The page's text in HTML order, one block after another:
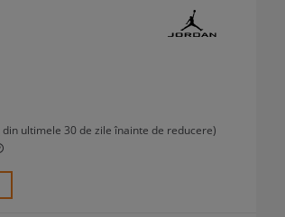
din ultimele 30 de zile înainte de reducere)